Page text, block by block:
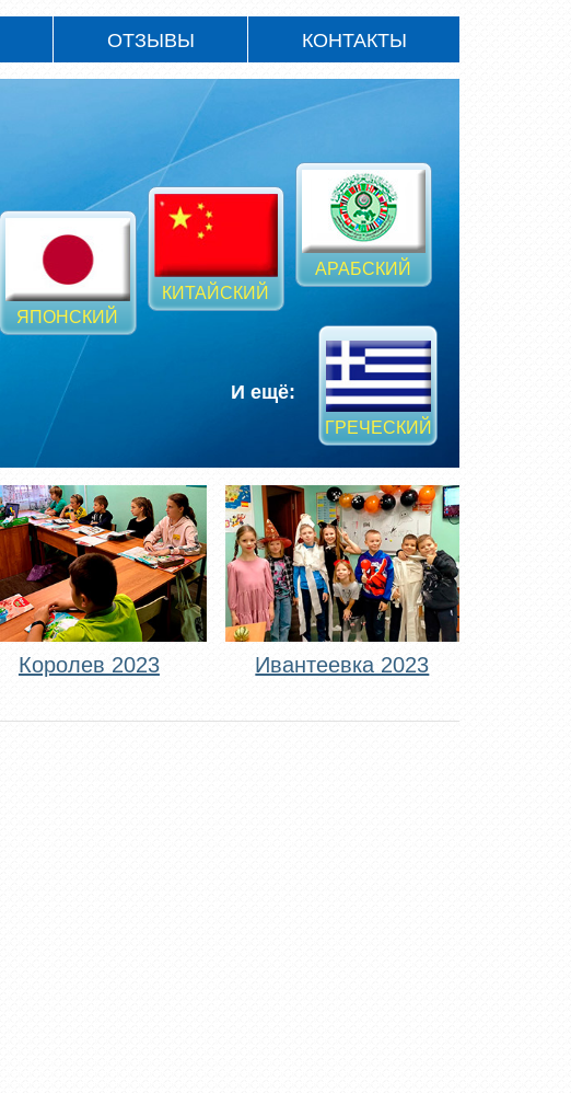
ОТЗЫВЫ КОНТАКТЫ
ЯПОНСКИЙ
КИТАЙСКИЙ
АРАБСКИЙ
И ещё:
ГРЕЧЕСКИЙ
Королев 2023 Ивантеевка 2023